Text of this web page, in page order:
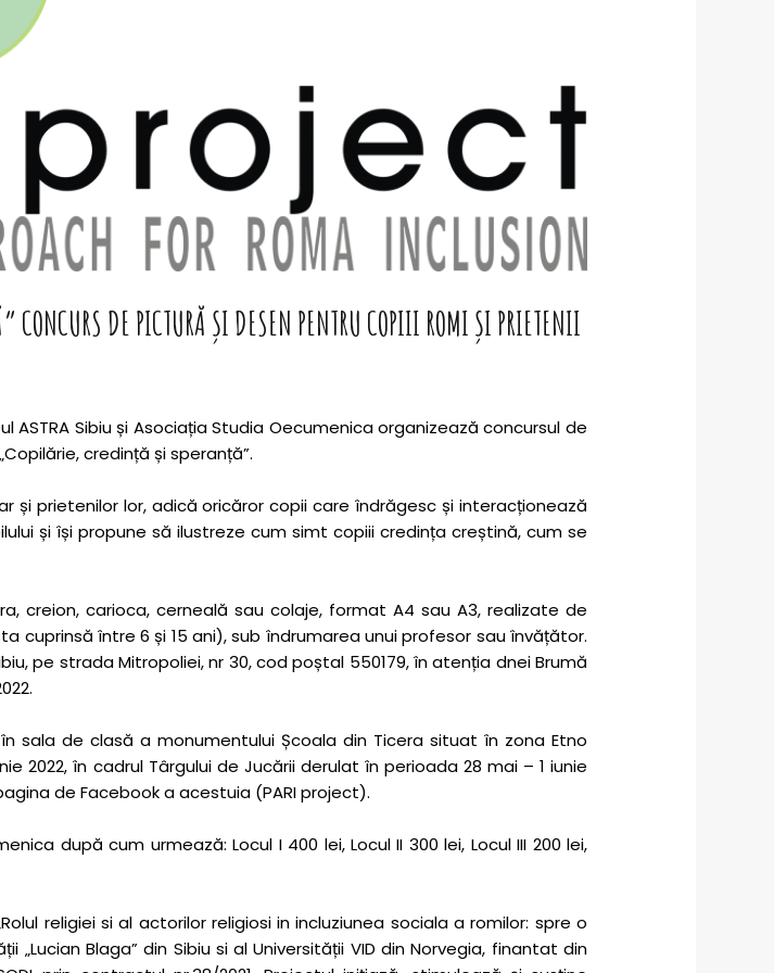
CONCURS DE PICTURĂ ȘI DESEN PENTRU COPIII ROMI ȘI PRIETENII
Sibiu și Asociația Studia Oecumenica organizează concursul de
credință și speranță”.
și prietenilor lor, adică oricăror copii care îndrăgesc și interacționează
și își propune să ilustreze cum simt copiii credința creștină, cum se
creion, carioca, cerneală sau colaje, format A4 sau A3, realizate de
cuprinsă între 6 și 15 ani), sub îndrumarea unui profesor sau învățător.
pe strada Mitropoliei, nr 30, cod poștal 550179, în atenția dnei Brumă
în sala de clasă a monumentului Școala din Ticera situat în zona Etno
2022, în cadrul Târgului de Jucării derulat în perioada 28 mai – 1 iunie
de Facebook a acestuia (PARI project).
după cum urmează: Locul I 400 lei, Locul II 300 lei, Locul III 200 lei,
religiei si al actorilor religiosi in incluziunea sociala a romilor: spre o
Blaga” din Sibiu si al Universității VID din Norvegia, finantat din